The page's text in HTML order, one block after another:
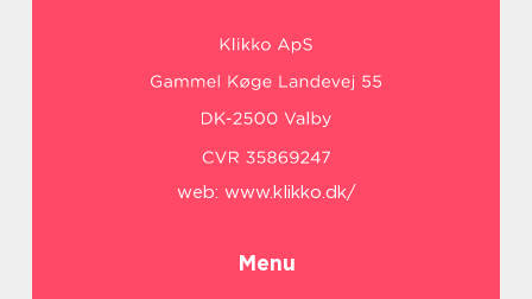
web: www.klikko.dk/
Menu